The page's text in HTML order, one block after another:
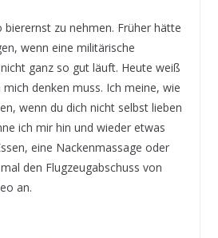
bierernst zu nehmen. Früher hätte
wenn eine militärische
ganz so gut läuft. Heute weiß
denken muss. Ich meine, wie
wenn du dich nicht selbst lieben
ich mir hin und wieder etwas
eine Nackenmassage oder
den Flugzeugabschuss von
an.